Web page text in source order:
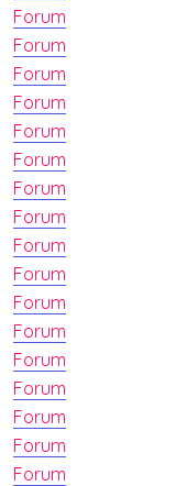
Forum
Forum
Forum
Forum
Forum
Forum
Forum
Forum
Forum
Forum
Forum
Forum
Forum
Forum
Forum
Forum
Forum